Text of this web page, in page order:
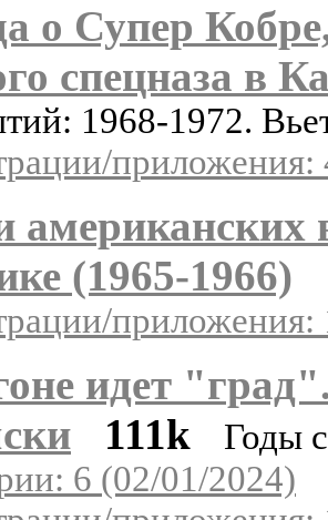
о Супер
спецназа в
1968-1972.
приложения:
американских
(1965-1966)
приложения:
идет
111k
Годы
6 (02/01/2024)